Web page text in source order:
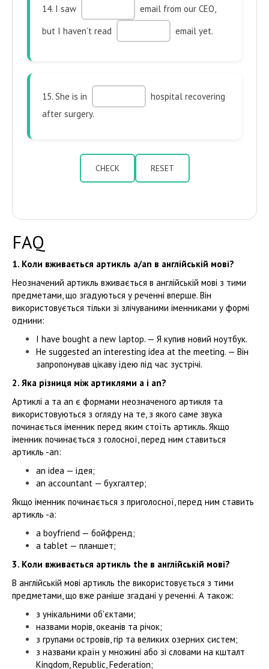
14. I saw
email from our CEO,
but I haven’t read
email yet.
15. She is in
hospital recovering
after surgery.
CHECK RESET
FAQ
1. Коли вживається артикль a/an в англійській мові?
Неозначений артикль вживається в англійській мові з тими
предметами, що згадуються у реченні вперше. Він
використовується тільки зі злічуваними іменниками у формі
однини:
I have bought a new laptop. — Я купив новий ноутбук.
He suggested an interesting idea at the meeting. — Він
запропонував цікаву ідею під час зустрічі.
2. Яка різниця між артиклями a і an?
Aртиклі a та an є формами неозначеного артикля та
використовуються з огляду на те, з якого саме звука
починається іменник перед яким стоїть артикль. Якщо
іменник починається з голосної, перед ним ставиться
артикль -an:
an idea — ідея;
an accountant — бухгалтер;
Якщо іменник починається з приголосної, перед ним ставить
артикль -a:
a boyfriend — бойфренд;
a tablet — планшет;
3. Коли вживається артикль the в англійській мові?
В англійській мові артикль the використовується з тими
предметами, що вже раніше згадані у реченні. А також:
з унікальними об'єктами;
назвами морів, океанів та річок;
з групами островів, гір та великих озерних систем;
з назвами країн у множині або зі словами на кшталт
Kingdom, Republic, Federation;